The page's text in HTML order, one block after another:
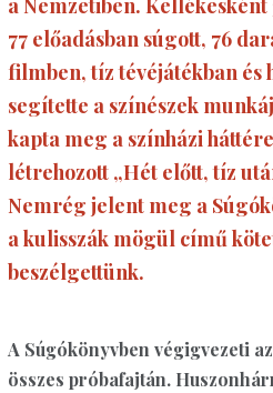
a Nemzetiben. Kellékesként
77 előadásban súgott, 76
filmben, tíz tévéjátékban és
segítette a színészek
kapta meg a színházi
létrehozott „Hét előtt, tíz
Nemrég jelent meg a
a kulisszák mögül című
beszélgettünk.
A Súgókönyvben végigvezeti
összes próbafajtán.